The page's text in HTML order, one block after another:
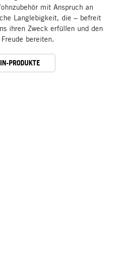
mit Anspruch an
Langlebigkeit, die – befreit
ihren Zweck erfüllen und den
bereiten.
PRODUKTE